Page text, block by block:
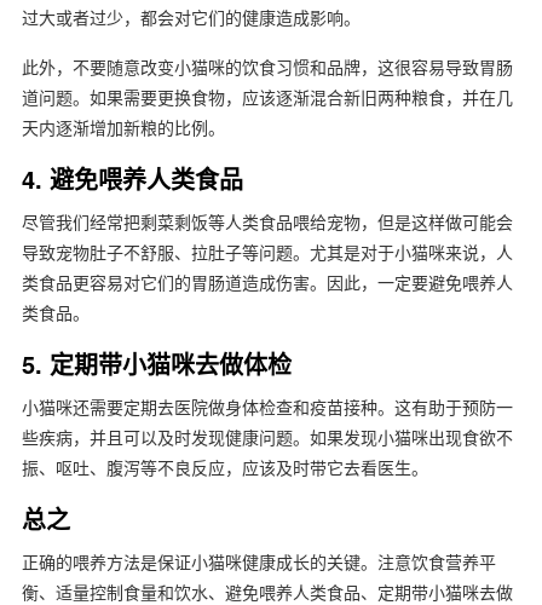
过大或者过少，都会对它们的健康造成影响。
此外，不要随意改变小猫咪的饮食习惯和品牌，这很容易导致胃肠
道问题。如果需要更换食物，应该逐渐混合新旧两种粮食，并在几
天内逐渐增加新粮的比例。
4. 避免喂养人类食品
尽管我们经常把剩菜剩饭等人类食品喂给宠物，但是这样做可能会
导致宠物肚子不舒服、拉肚子等问题。尤其是对于小猫咪来说，人
类食品更容易对它们的胃肠道造成伤害。因此，一定要避免喂养人
类食品。
5. 定期带小猫咪去做体检
小猫咪还需要定期去医院做身体检查和疫苗接种。这有助于预防一
些疾病，并且可以及时发现健康问题。如果发现小猫咪出现食欲不
振、呕吐、腹泻等不良反应，应该及时带它去看医生。
总之
正确的喂养方法是保证小猫咪健康成长的关键。注意饮食营养平
衡、适量控制食量和饮水、避免喂养人类食品、定期带小猫咪去做